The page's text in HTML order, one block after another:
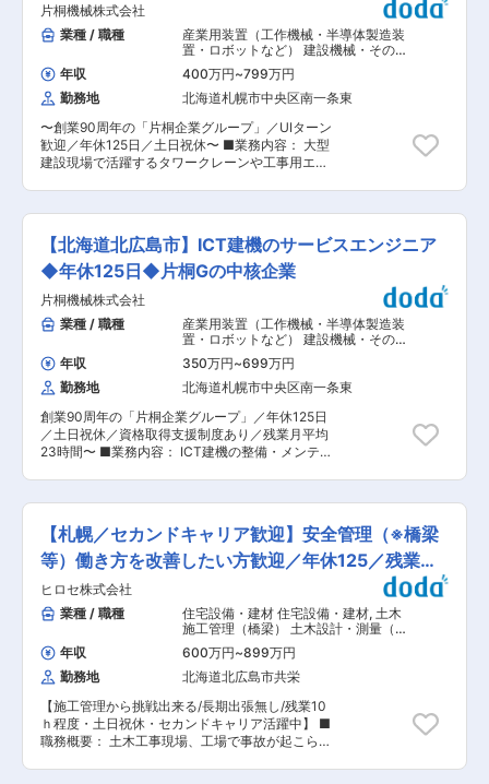
能です。 ・老舗クレーンメーカーである中山機械
株式会社の子会社でしたが、2009年に独立しま
した。2012年には株式会社技研製作所と2021年
には長野工業株式会社と指定工場契約を結んでお
り、大手顧客が多く安定した経営基盤がありま
す。 変更の範囲：本文参照
ティブあり 【お任せするお仕事】 北海道内で
au Styleを展開している当社にて、販売スタッフ
を担当して頂きます。ショップに来店されたお客
様へ、携帯電話の機種やプラン、固定電話、イン
ターネット回線などの商品・サービス・毎月の利
用料金のコンサルティングを行うお仕事です！店
内POPを作成したり、販売促進のためのさまざま
な企画を店舗スタッフ全員で考え、お客様から支
持される店舗作りをしていきます!! ＜業務詳細＞
・お客様へのご提案 ・登録事務作業の担当 など
＜モデル年収＞ 入社7年 管理職 676万 入社5
レゼント／ 当社で立派なビジネスパーソンとして
成長してほしいという想いから、入社者へは、
『オーダーメイドスーツ（シャツ、ネクタイ
含）』または『メイク用品』をプレゼント！プロ
のスタイリストによるメイク研修も実施！ ＼入社
後の流れ／ まずは仕事に慣れていただくため、細
分化した業務を得意分野から担当していただきま
す。業務に慣れていただいた後は店長としてキャ
リアアップ。 ※話しやすい先輩や目標となる上司
がすぐそばにいて、素朴な疑問や困りごとを解決
しやすい雰囲気です。 ＼最短2年で店長代理・ス
ピードキャリアップも叶う／ 業務に慣れていただ
いた後は、店長としてキャリアアップもOK。 入
の範囲：会社の定める業務
G
片桐機械株式会社
業種 / 職種
産業用装置（工作機械・半導体製造装
置・ロボットなど） 建設機械・その他
輸送機器 その他設備施工管理 その他
建設・建築・不動産・プラント・工場
関連職
年収 400万円~799万円
勤務地
北海道札幌市中央区南一条東
〜創業90周年の「片桐企業グループ」／UIターン
歓迎／年休125日／土日祝休〜 ■業務内容： 大型
建設現場で活躍するタワークレーンや工事用エレ
細： ・工場内での整備・メンテナンス、出入庫業
務 ・建設現場での組立・解体作業に関する技術指
導、サポート ■入社後の教育体制： ・基本習
得：まずは工場内でクレーンやエレベーターの整
備・メンテナンスに携わり、取り扱い機械に関す
る基本知識を学びます。 ・現場見習い：見習いと
して先輩社員に同行し、建設現場での技術指導の
進め方、安全管理のノウハウなど、実務の流れを
OJTで学びます。 ＊独り立ちは1年、一人前にな
るまで3〜5年を目安としています。 ＊将来的に
は、部署内の中心メンバーの一人として、培った
専門知識・技術を活かして後輩の育成や、次世代
への技術継承といった役割を担っていただくこと
を期待しています。 ※経験者の方：これまでの経
験や知識を最大限考慮し、入社後すぐに現場での
指導業務など、即戦力としてご活躍いただくこと
の特徴： ・当社は創業90周年を迎える北海道の
総合レンタル会社「片桐企業グループ」の一社で
す。建設、イベント、物流、介護、ITなど多岐に
渡る事業展開を強みとしています。 ・2022年3月
には「ICT事業センター」を開設し、最新技術を
活用した建設業界の効率化・省力化も積極的に推
進しています。安定した基盤を持ちつつ、新しい
技術にもチャレンジし続けるのが当社の特徴で
す。 変更の範囲：会社の定める業務
【北海道北広島市】ICT建機のサービスエンジニア
◆年休125日◆片桐Gの中核企業
片桐機械株式会社
業種 / 職種
産業用装置（工作機械・半導体製造装
置・ロボットなど） 建設機械・その他
輸送機器
自動車・航空・建機・その他
輸送機器 整備士（自動車・建機・航空
機など）
年収 350万円~699万円
勤務地
北海道札幌市中央区南一条東
創業90周年の「片桐企業グループ」／年休125日
／土日祝休／資格取得支援制度あり／残業月平均
23時間〜 ■業務内容： ICT建機の整備・メンテナ
操作等の現場指導 ■入社後の流れ： お持ちの資
格や経験に応じた業務をお任せします。建設機械
整備士資格の取得など、 さらなるスキルアップを
支援します。 ■配属先について／業務の魅力：
・配属部署…ICT推進事業部／20〜30代の3名の
整備士が在籍しております。 ・建設機械整備技能
士など、専門資格の取得を会社が全面サポートし
ます。 ■待遇面の補足： ・ヘルメット、制服、
安全靴等の業務に必要なものは会社から支給しま
す。 ・会社業績により決算賞与の支給があります
（前年度実績あり）。 ■当社の特長： ・当社は
創業90周年を迎える北海道の総合レンタル会社
「片桐企業グループ」の一社です。 ・片桐企業グ
ループでは、建設、イベント、物流、介護、IT、
DX推進など、幅広い分野で多岐にわたるサービ
スを展開しています。 これにより、お客様の多
【札幌／セカンドキャリア歓迎】安全管理（※橋梁
等）働き方を改善したい方歓迎／年休125／残業月
10h
ヒロセ株式会社
業種 / 職種
住宅設備・建材 住宅設備・建材, 土木
施工管理（橋梁） 土木設計・測量（ト
ンネル・道路・造成）
年収 600万円~899万円
勤務地
北海道北広島市共栄
【施工管理から挑戦出来る/長期出張無し/残業10
ｈ程度・土日祝休・セカンドキャリア活躍中】 ■
職務概要： 土木工事現場、工場で事故が起こらな